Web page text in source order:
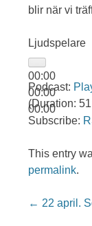
blir när vi
Ljudspelare
00:00
00:00
00:00
Podcast:
(Duration:
Subscribe:
This entry
permalink.
Post
← 22 april.